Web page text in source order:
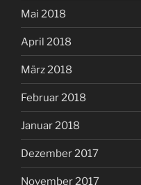
Mai 2018
April 2018
März 2018
Februar 2018
Januar 2018
Dezember 2017
November 2017